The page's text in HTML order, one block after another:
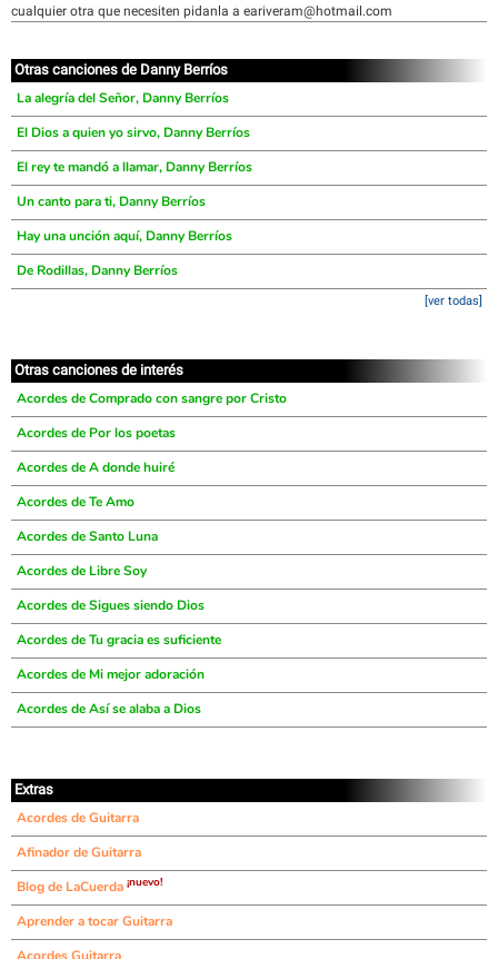
cualquier otra que necesiten pidanla a eariveram@hotmail.com
Otras canciones de Danny Berríos
La alegría del Señor, Danny Berríos
El Dios a quien yo sirvo, Danny Berríos
El rey te mandó a llamar, Danny Berríos
Un canto para ti, Danny Berríos
Hay una unción aquí, Danny Berríos
De Rodillas, Danny Berríos
[ver todas]
Otras canciones de interés
Acordes de Comprado con sangre por Cristo
Acordes de Por los poetas
Acordes de A donde huiré
Acordes de Te Amo
Acordes de Santo Luna
Acordes de Libre Soy
Acordes de Sigues siendo Dios
Acordes de Tu gracia es suficiente
Acordes de Mi mejor adoración
Acordes de Así se alaba a Dios
Extras
Acordes de Guitarra
Afinador de Guitarra
Blog de LaCuerda ¡nuevo!
Aprender a tocar Guitarra